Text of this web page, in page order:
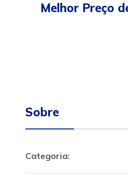
Melhor Preço
Sobre
Categoria: